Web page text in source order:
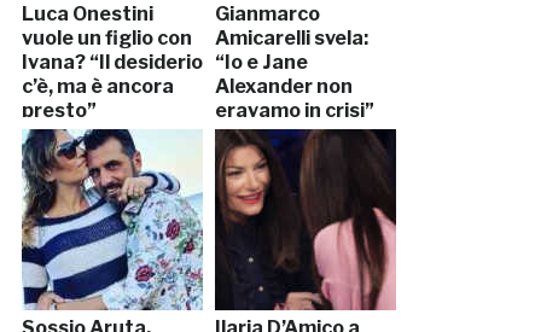
Luca Onestini
vuole un figlio con
Ivana? “Il desiderio
c’è, ma è ancora
presto”
Gianmarco
Amicarelli svela:
“Io e Jane
Alexander non
eravamo in crisi”